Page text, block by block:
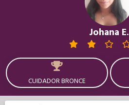
Johana E.
CUIDADOR BRONCE